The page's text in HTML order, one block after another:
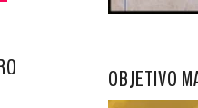
OBJETIVO